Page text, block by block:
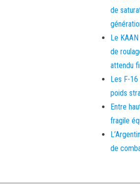
de
Le
de
attendu
Les F-
poids
Entre
fragile
de